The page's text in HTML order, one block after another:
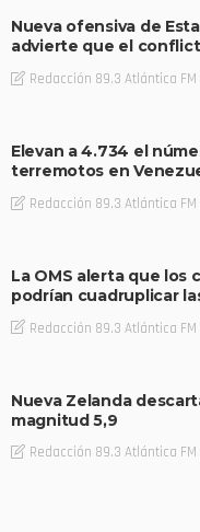
Nueva ofensiva de
advierte que el
Redacción 89.3 Atlántica FM
Elevan a 4.734 el
terremotos en
Redacción 89.3 Atlántica FM
La OMS alerta que los
podrían cuadruplicar
Redacción 89.3 Atlántica FM
Nueva Zelanda
magnitud 5,9
Redacción 89.3 Atlántica FM